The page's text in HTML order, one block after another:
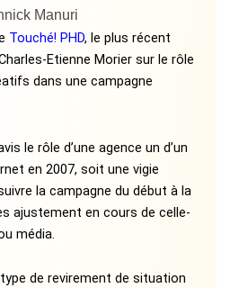
Manuri
Touché! PHD, le plus récent
Etienne Morier sur le rôle
dans une campagne
le rôle d’une agence un d’un
en 2007, soit une vigie
la campagne du début à la
ajustement en cours de celle-
média.
de revirement de situation